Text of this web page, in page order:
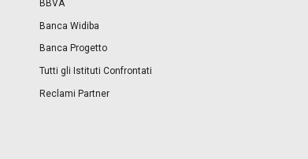
BBVA
Banca Widiba
Banca Progetto
Tutti gli Istituti Confrontati
Reclami Partner